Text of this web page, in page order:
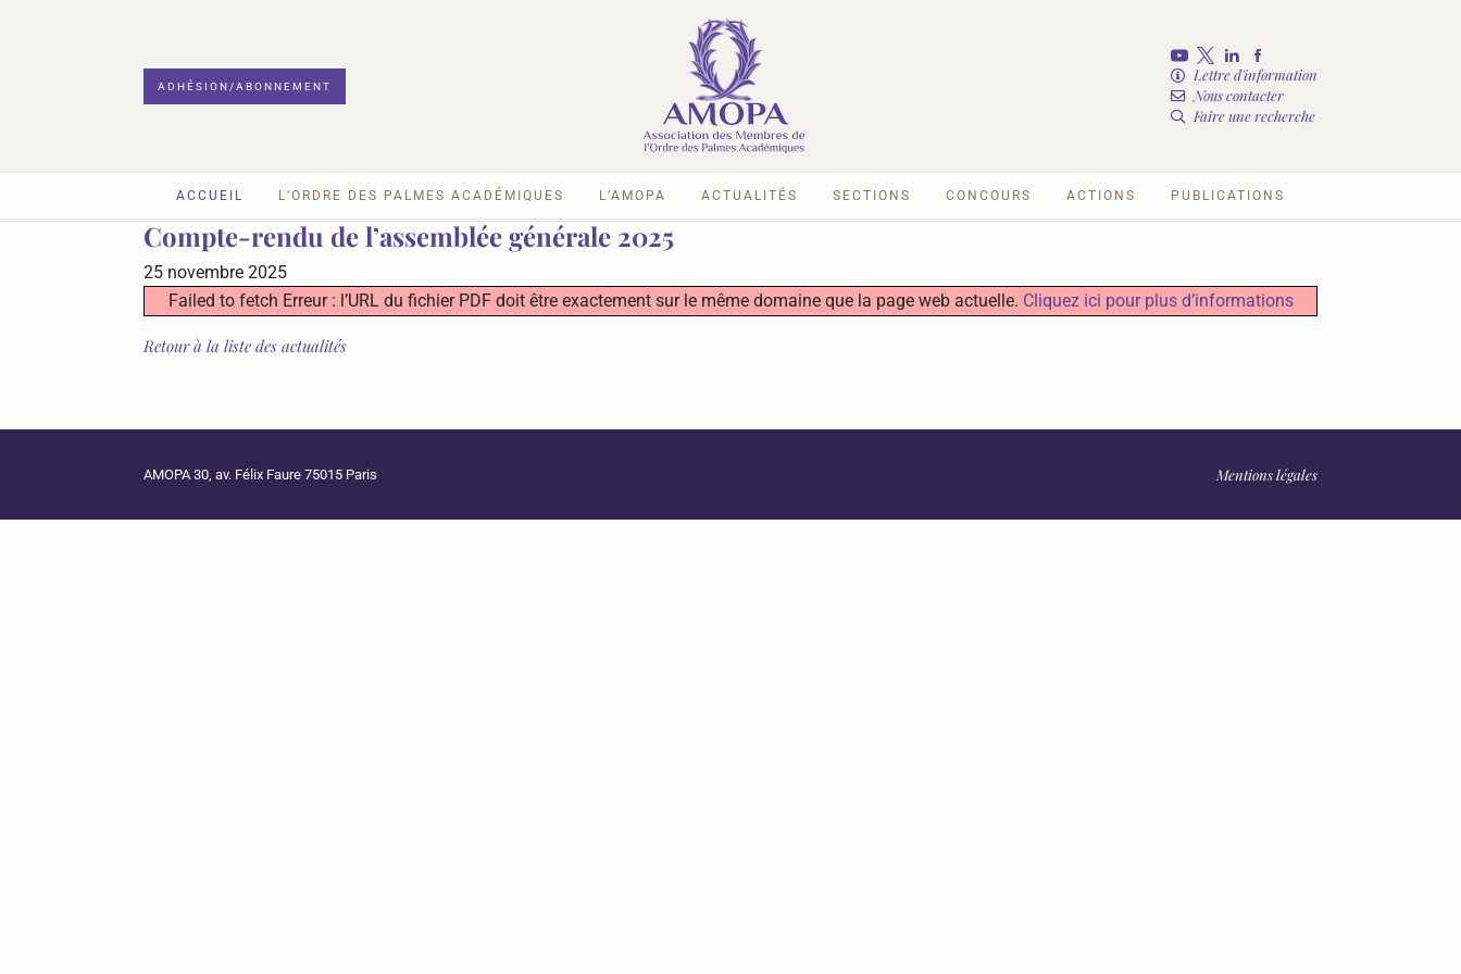
ADHÉSION/ABONNEMENT
Lettre d'information
Nous contacter
Faire une recherche
ACCUEIL L’ORDRE DES PALMES ACADÉMIQUES L’AMOPA ACTUALITÉS SECTIONS CONCOURS ACTIONS PUBLICATIONS
Compte-rendu de l’assemblée générale 2025
25 novembre 2025
Failed to fetch Erreur : l’URL du fichier PDF doit être exactement sur le même domaine que la page web actuelle. Cliquez ici pour plus d’informations
Retour à la liste des actualités
AMOPA 30, av. Félix Faure 75015 Paris Mentions légales